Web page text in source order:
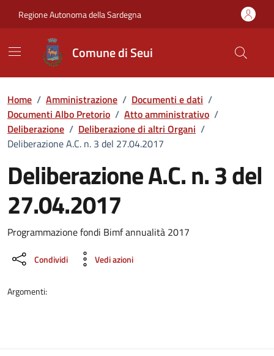
Regione Autonoma della Sardegna
Comune di Seui
Home / Amministrazione / Documenti e dati /
Documenti Albo Pretorio / Atto amministrativo /
Deliberazione / Deliberazione di altri Organi /
Deliberazione A.C. n. 3 del 27.04.2017
Deliberazione A.C. n. 3 del
27.04.2017
Dettaglio del documento
Programmazione fondi Bimf annualità 2017
Condividi Vedi azioni
Argomenti: